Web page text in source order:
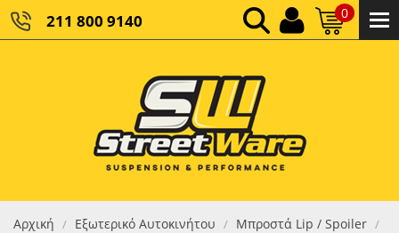
211 800 9140 0
ΚΑΘΑΡΌ ΣΎΝΟΛΟ:
ΤΕΛΙΚΌ ΣΎΝΟΛΟ:0,00 €
Αρχική / Εξωτερικό Αυτοκινήτου / Μπροστά Lip / Spoiler /